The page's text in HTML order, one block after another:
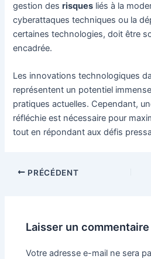
gestion desrisques liés à la
cyberattaques techniques ou la
certaines technologies, doit être
encadrée.
Les innovations technologiques
représentent un potentiel
pratiques actuelles. Cependant,
réfléchie est nécessaire pour
tout en répondant aux défis
NavigationPRÉCÉDENT
Laisser un commentaire
Votre adresse e-mail ne sera